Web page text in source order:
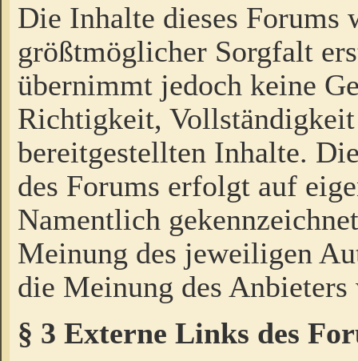
Die Inhalte dieses Forums
größtmöglicher Sorgfalt
übernimmt jedoch keine
Richtigkeit,
bereitgestellten Inhalte.
des Forums erfolgt auf
Namentlich
Meinung des jeweiligen
die Meinung des Anbieters
§ 3 Externe Links des